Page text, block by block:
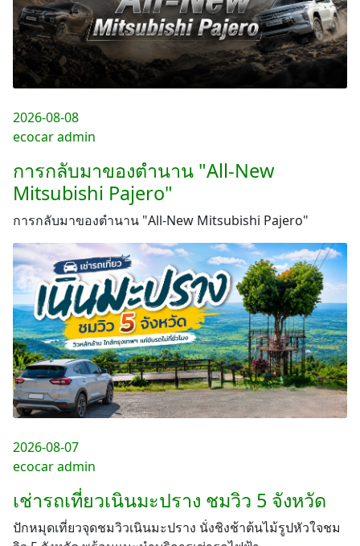
2026-08-08
ecocar admin
การกลับมาของตำนาน "All-New
Mitsubishi Pajero"
การกลับมาของตำนาน "All-New Mitsubishi Pajero"
2026-08-07
ecocar admin
เช่ารถเที่ยวเนินมะปราง ชมวิว 5 จังหวัด
ปักหมุดเที่ยวจุดชมวิวเนินมะปราง นั่งชิงช้าต้นไม้รูปหัวใจชม